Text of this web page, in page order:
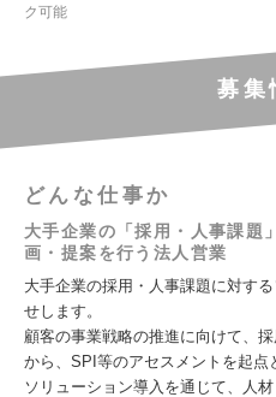
ク可能
募集
どんな仕事か
大手企業の「採用・人事課題
画・提案を行う法人営業
大手企業の採用・人事課題に対す
せします。
顧客の事業戦略の推進に向けて、
から、SPI等のアセスメントを起点
ソリューション導入を通じて、人